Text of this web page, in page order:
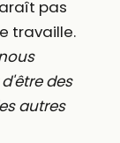
pas
travaille.
des
autres